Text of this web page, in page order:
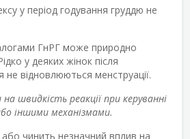
у період годування груддю не
ГнРГ може природно
у деяких жінок після
не відновлюються менструації.
швидкість реакції при керуванні
іншими механізмами.
чинить незначний вплив на